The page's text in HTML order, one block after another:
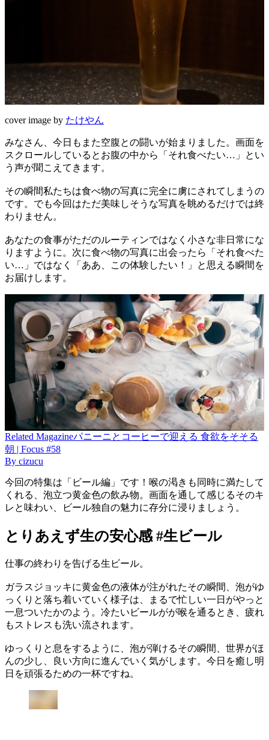
cover image by たけやん
みなさん、今日もまた空腹との闘いが始まりました。画面を
スクロールしているとお腹の中から「それ食べたい…」とい
う声が聞こえてきます。
その瞬間私たちは食べ物の写真に完全に虜にされてしまうの
です。でも今回はただ美味しそうな写真を眺めるだけでは終
わりません。
あなたの食事がただのルーティンではなく小さな非日常にな
りますように。次に食べ物の写真に出会ったら「それ食べた
い…」ではなく「ああ、この体験したい！」と思える瞬間を
お届けします。
Related Magazineパニーニとコーヒーで迎える 食欲をそそる
朝 | Focus #58
By cizucu
今回の特集は「ビール編」です！喉の渇きも同時に満たして
くれる、泡立つ黄金色の飲み物。画面を通して感じるそのキ
レと味わい、ビール独自の魅力に存分に浸りましょう。
とりあえず生の安心感 #生ビール
仕事の終わりを告げる生ビール。
ガラスジョッキに黄金色の液体が注がれたその瞬間、泡がゆ
っくりと落ち着いていく様子は、まるで忙しい一日がやっと
一息ついたかのよう。冷たいビールがが喉を通るとき、疲れ
もストレスも洗い流されます。
ゆっくりと息をするように、泡が弾けるその瞬間、世界がほ
んの少し、良い方向に進んでいく気がします。今日を癒し明
日を頑張るための一杯ですね。